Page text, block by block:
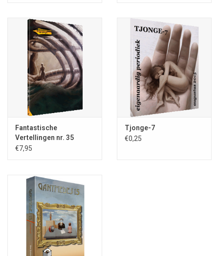
Fantastische
Vertellingen nr. 35
€7,95
Tjonge-7
€0,25